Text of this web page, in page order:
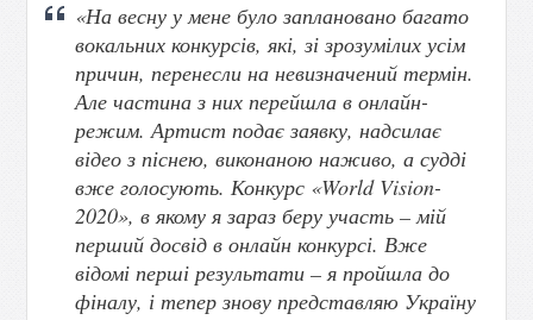
«На весну у мене було заплановано багато
вокальних конкурсів, які, зі зрозумілих усім
причин, перенесли на невизначений термін.
Але частина з них перейшла в онлайн-
режим. Артист подає заявку, надсилає
відео з піснею, виконаною наживо, а судді
вже голосують. Конкурс «World Vision-
2020», в якому я зараз беру участь – мій
перший досвід в онлайн конкурсі. Вже
відомі перші результати – я пройшла до
фіналу, і тепер знову представляю Україну